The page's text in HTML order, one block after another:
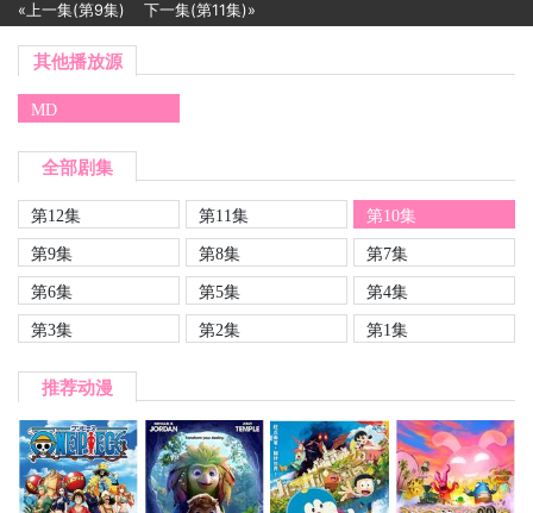
«上一集(第9集) 下一集(第11集)»
其他播放源
MD
全部剧集
第12集 第11集
第10集
第9集
第8集
第7集
第6集
第5集
第4集
第3集
第2集 第1集
推荐动漫